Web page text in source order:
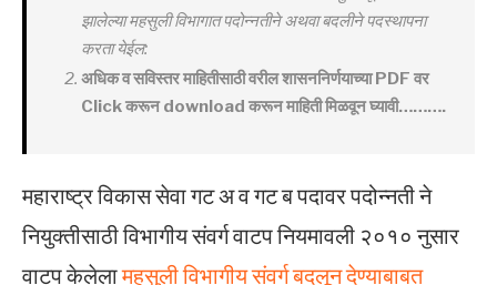
झालेल्या महसुली विभागात पदोन्नतीने अथवा बदलीने पदस्थापना
करता येईल:
अधिक व सविस्तर माहितीसाठी वरील शासननिर्णयाच्या PDF वर
Click करून download करून माहिती मिळवून घ्यावी……….
महाराष्ट्र विकास सेवा गट अ व गट ब पदावर पदोन्नती ने
नियुक्तीसाठी विभागीय संवर्ग वाटप नियमावली २०१० नुसार
वाटप केलेलामहसुली विभागीय संवर्ग बदलून देण्याबाबत